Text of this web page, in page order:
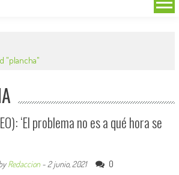
"plancha"
‘El problema no es a qué hora se
Redaccion- 2 junio, 2021 0